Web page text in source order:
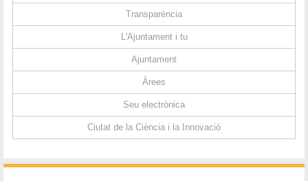
Transparència
L'Ajuntament i tu
Ajuntament
Àrees
Seu electrònica
Ciutat de la Ciència i la Innovació